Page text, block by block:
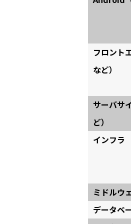
フロント
など）
サーバサ
ど）
インフラ
ミドルウ
データベ